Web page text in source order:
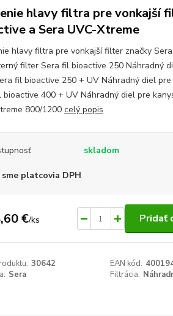
hlavy filtra pre vonkajší
a Sera UVC-Xtreme
hlavy filtra pre vonkajší filter značky
filter Sera fil bioactive 250 Náhradný
fil bioactive 250 + UV Náhradný diel
bioactive 400 + UV Náhradný diel pre
800/1200 celý popis
skladom
sme platcovia DPH
€/ks Pridať
30642 EAN kód:
Sera Filtrácia: